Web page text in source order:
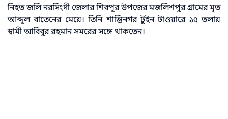
নিহত জলি নরসিংদী জেলার শিবপুর উপজের মজলিশপুর গ্রামের মৃত
আব্দুল বাতেনের মেয়ে। তিনি শান্তিনগর টুইন টাওয়ারে ১৫ তলায়
স্বামী আবিবুর রহমান সমরের সঙ্গে থাকতেন।